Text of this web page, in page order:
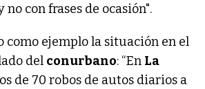
no con frases de ocasión".
como ejemplo la situación en el
del conurbano: “En La
de 70 robos de autos diarios a